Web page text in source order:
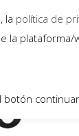
, la política de
la plataforma/
botón continuar.